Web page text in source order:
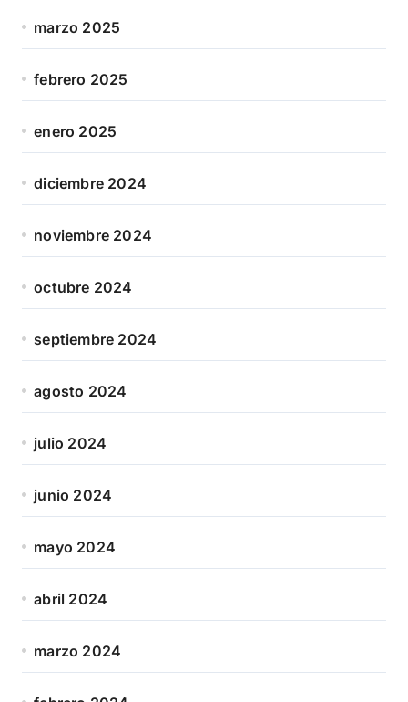
marzo 2025
febrero 2025
enero 2025
diciembre 2024
noviembre 2024
octubre 2024
septiembre 2024
agosto 2024
julio 2024
junio 2024
mayo 2024
abril 2024
marzo 2024